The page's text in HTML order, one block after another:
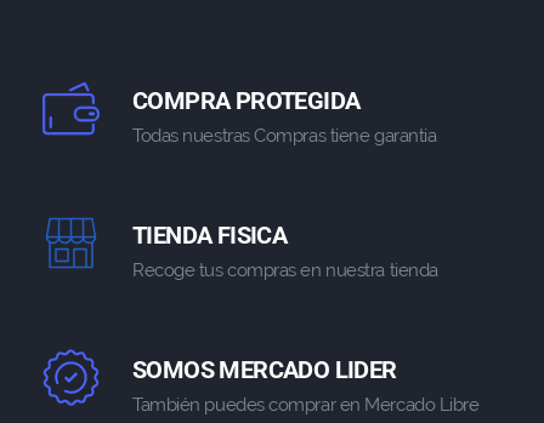
COMPRA PROTEGIDA
Todas nuestras Compras tiene garantia
TIENDA FISICA
Recoge tus compras en nuestra tienda
SOMOS MERCADO LIDER
También puedes comprar en Mercado Libre